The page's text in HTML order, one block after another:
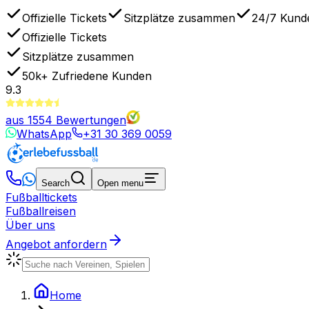
Offizielle Tickets Sitzplätze zusammen
24/7
Offizielle Tickets
Sitzplätze zusammen
50k+ Zufriedene Kunden
9.3
aus 1554 Bewertungen
WhatsApp
+31 30 369 0059
Search Open menu
Fußballtickets
Fußballreisen
Über uns
Angebot anfordern
Home